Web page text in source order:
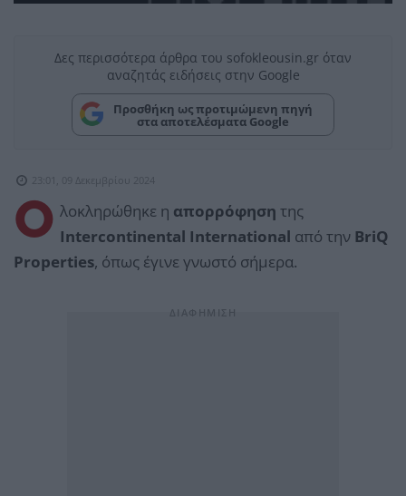
Δες περισσότερα άρθρα του sofokleousin.gr όταν
αναζητάς ειδήσεις στην Google
Προσθήκη ως προτιμώμενη πηγή
στα αποτελέσματα Google
23:01, 09 Δεκεμβρίου 2024
Ο λοκληρώθηκε η απορρόφηση της
Intercontinental International από την BriQ
Properties, όπως έγινε γνωστό σήμερα.